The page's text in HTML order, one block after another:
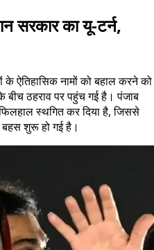
सरकार का यू-टर्न,
ऐतिहासिक नामों को बहाल करने को
ठहराव पर पहुंच गई है। पंजाब
स्थगित कर दिया है, जिससे
शुरू हो गई है।